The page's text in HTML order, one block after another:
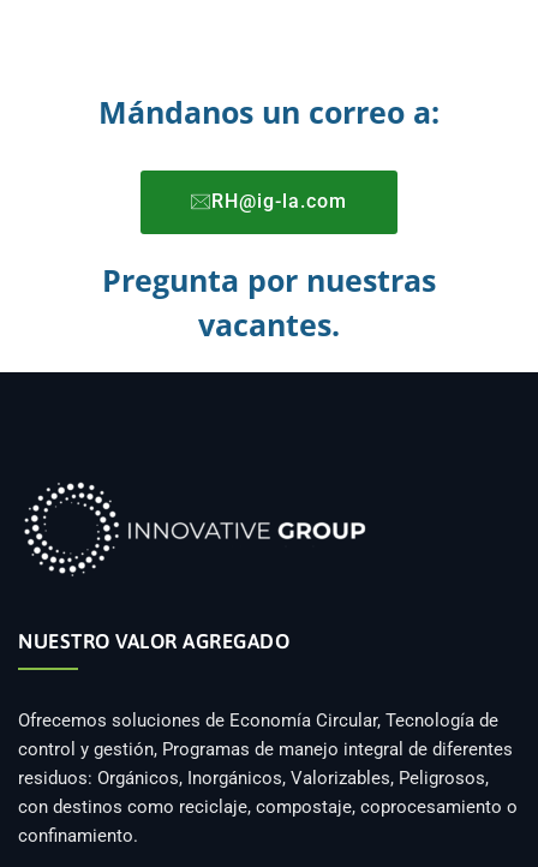
Mándanos un correo a:
RH@ig-la.com
Pregunta por nuestras
vacantes.
NUESTRO VALOR AGREGADO
Ofrecemos soluciones de Economía Circular, Tecnología de
control y gestión, Programas de manejo integral de diferentes
residuos: Orgánicos, Inorgánicos, Valorizables, Peligrosos,
con destinos como reciclaje, compostaje, coprocesamiento o
confinamiento.